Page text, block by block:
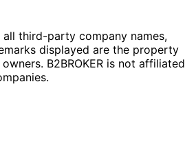
all third-party company names,
displayed are the property
B2BROKER is not affiliated